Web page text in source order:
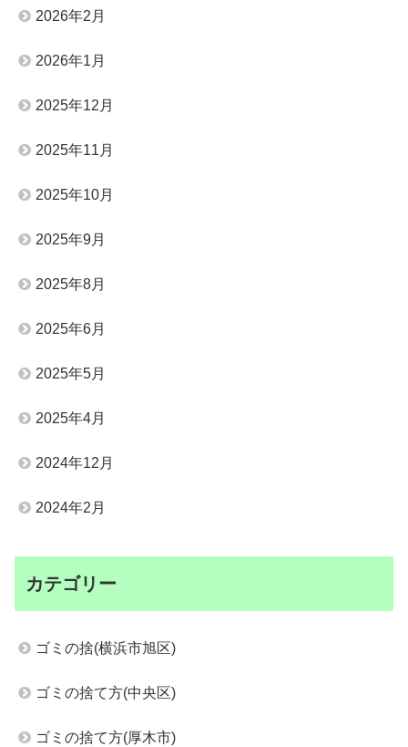
2026年2月
2026年1月
2025年12月
2025年11月
2025年10月
2025年9月
2025年8月
2025年6月
2025年5月
2025年4月
2024年12月
2024年2月
カテゴリー
ゴミの捨(横浜市旭区)
ゴミの捨て方(中央区)
ゴミの捨て方(厚木市)